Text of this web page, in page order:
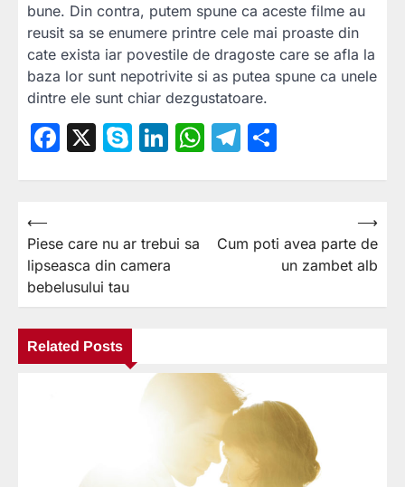
bune. Din contra, putem spune ca aceste filme au
reusit sa se enumere printre cele mai proaste din
cate exista iar povestile de dragoste care se afla la
baza lor sunt nepotrivite si as putea spune ca unele
dintre ele sunt chiar dezgustatoare.
Facebook
X Skype
LinkedIn
WhatsApp
Telegram
Navigare
în
articole
⟵
Piese care nu ar trebui sa
lipseasca din camera
bebelusului tau
Cum poti avea parte de
un zambet alb
⟶
Related Posts